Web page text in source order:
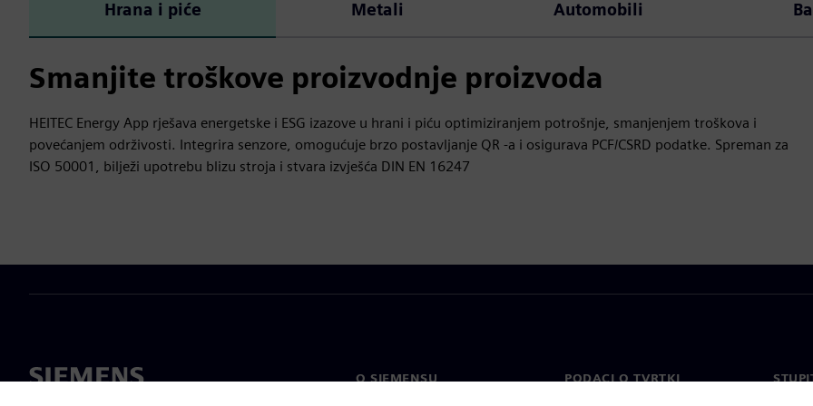
Hrana i piće Metali Automobili
Smanjite troškove proizvodnje proizvoda
HEITEC Energy App rješava energetske i ESG izazove u hrani i piću optimiziranjem potrošnje, smanjenjem troškova i
povećanjem održivosti. Integrira senzore, omogućuje brzo postavljanje QR -a i osigurava PCF/CSRD podatke. Spreman za
ISO 50001, bilježi upotrebu blizu stroja i stvara izvješća DIN EN 16247
O SIEMENSU PODACI O TVRTKI